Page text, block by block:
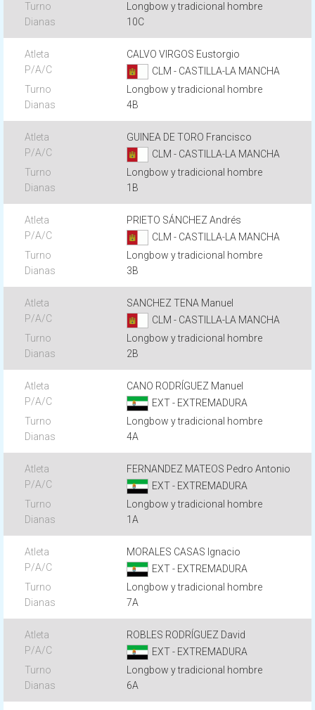
Longbow y tradicional hombre
10C
CALVO VIRGOS Eustorgio
CLM - CASTILLA-LA MANCHA
Longbow y tradicional hombre
4B
GUINEA DE TORO Francisco
CLM - CASTILLA-LA MANCHA
Longbow y tradicional hombre
1B
PRIETO SÁNCHEZ Andrés
CLM - CASTILLA-LA MANCHA
Longbow y tradicional hombre
3B
SANCHEZ TENA Manuel
CLM - CASTILLA-LA MANCHA
Longbow y tradicional hombre
2B
CANO RODRÍGUEZ Manuel
EXT - EXTREMADURA
Longbow y tradicional hombre
4A
FERNANDEZ MATEOS Pedro Antonio
EXT - EXTREMADURA
Longbow y tradicional hombre
1A
MORALES CASAS Ignacio
EXT - EXTREMADURA
Longbow y tradicional hombre
7A
ROBLES RODRÍGUEZ David
EXT - EXTREMADURA
Longbow y tradicional hombre
6A